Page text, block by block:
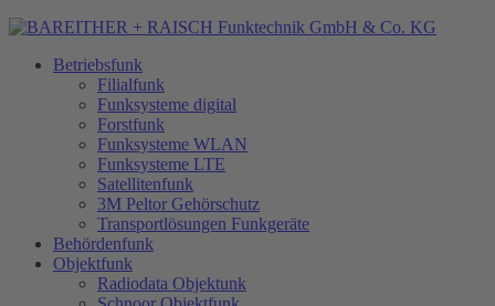
Betriebsfunk
Filialfunk
Funksysteme digital
Forstfunk
Funksysteme WLAN
Funksysteme LTE
Satellitenfunk
3M Peltor Gehörschutz
Transportlösungen Funkgeräte
Behördenfunk
Objektfunk
Radiodata Objektunk